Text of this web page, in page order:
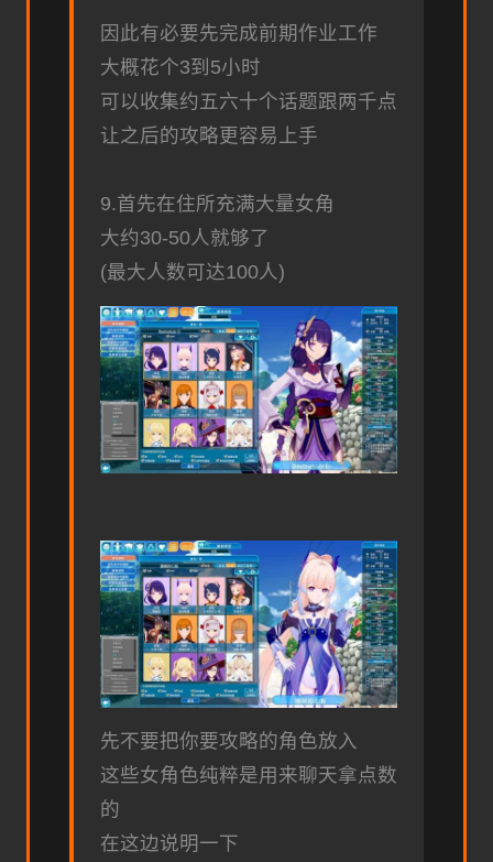
因此有必要先完成前期作业工作
大概花个3到5小时
可以收集约五六十个话题跟两千点
让之后的攻略更容易上手
9.首先在住所充满大量女角
大约30-50人就够了
(最大人数可达100人)
先不要把你要攻略的角色放入
这些女角色纯粹是用来聊天拿点数
的
在这边说明一下